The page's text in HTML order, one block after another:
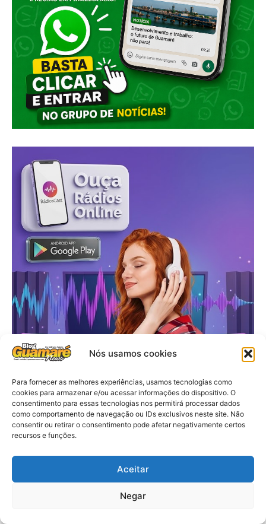
Nós usamos cookies
Para fornecer as melhores experiências, usamos tecnologias como
cookies para armazenar e/ou acessar informações do dispositivo. O
consentimento para essas tecnologias nos permitirá processar dados
como comportamento de navegação ou IDs exclusivos neste site. Não
consentir ou retirar o consentimento pode afetar negativamente certos
recursos e funções.
Aceitar
Negar